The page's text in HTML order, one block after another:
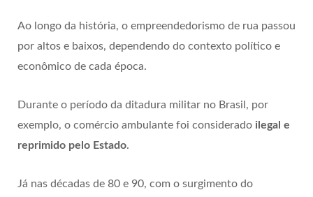
Ao longo da história, o empreendedorismo de rua passou
por altos e baixos, dependendo do contexto político e
econômico de cada época.
Durante o período da ditadura militar no Brasil, por
exemplo, o comércio ambulante foi considerado ilegal e
reprimido pelo Estado.
Já nas décadas de 80 e 90, com o surgimento do